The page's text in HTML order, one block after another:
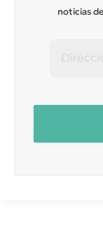
noticias